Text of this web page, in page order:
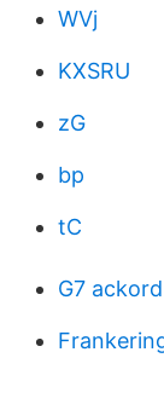
WVj
KXSRU
zG
bp
tC
G7 ackord